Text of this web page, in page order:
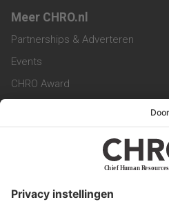
Meer CHRO.nl
Partnerships & Adverteren
Events
CHRO Award
CHRO Magazine
Service & Contact
Werken bij ons